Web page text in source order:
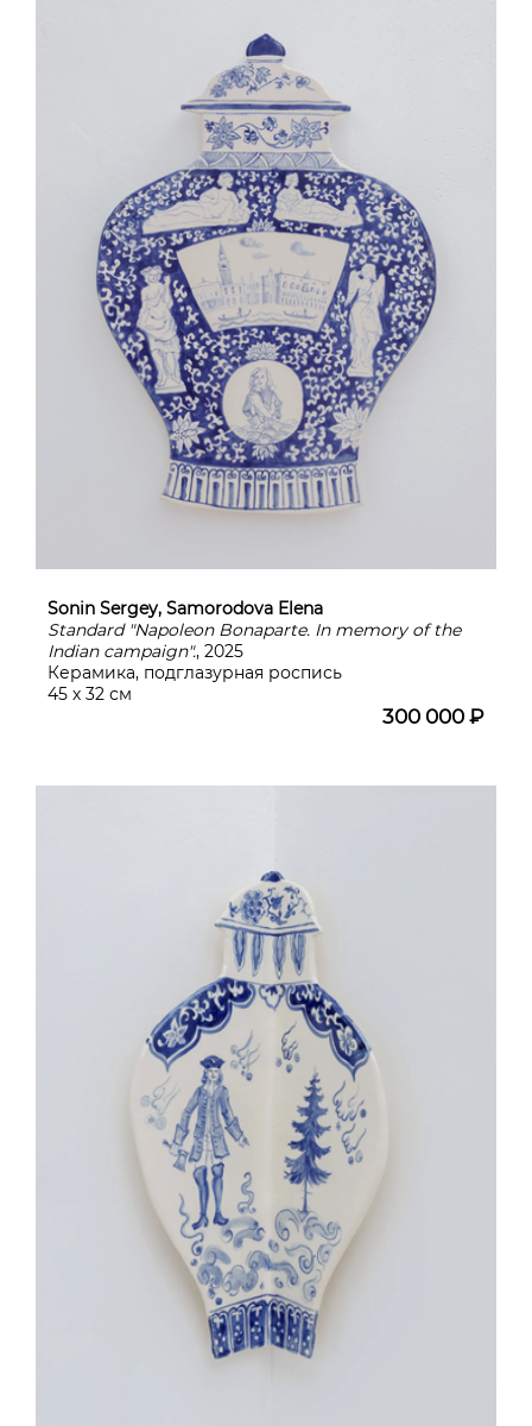
Sonin Sergey, Samorodova Elena
Standard "Napoleon Bonaparte. In memory of the
Indian campaign"., 2025
Керамика, подглазурная роспись
45 х 32 см
300 000 ₽